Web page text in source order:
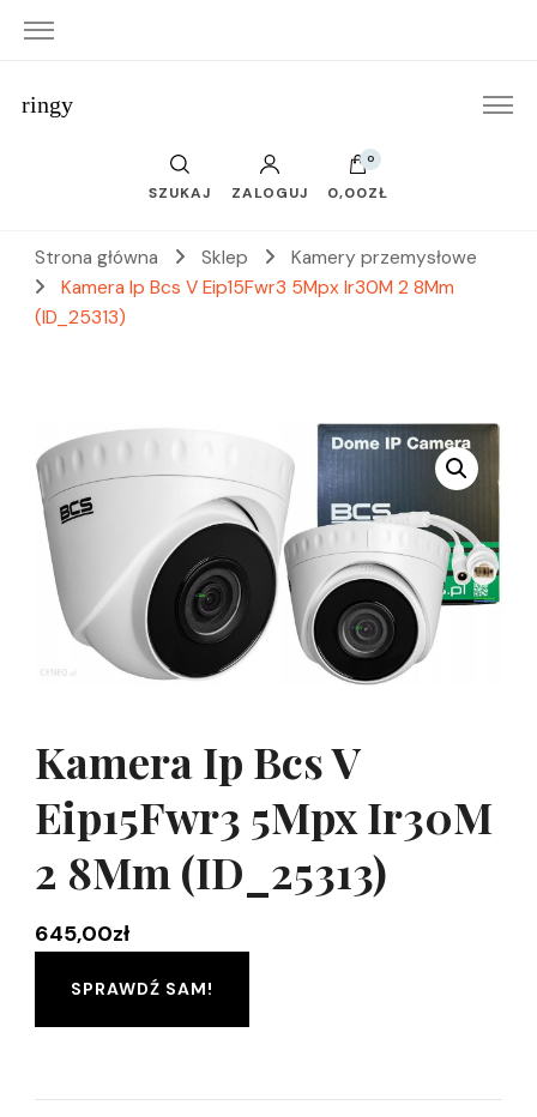
ringy
SZUKAJ ZALOGUJ
0
0,00ZŁ
Strona główna Sklep
Kamery przemysłowe
Kamera Ip Bcs V Eip15Fwr3 5Mpx Ir30M 2 8Mm
(ID_25313)
Kamera Ip Bcs V
Eip15Fwr3 5Mpx Ir30M
2 8Mm (ID_25313)
645,00zł
SPRAWDŹ SAM!